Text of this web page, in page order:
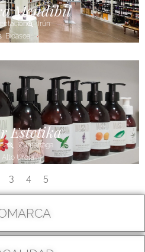
Mendibil
Irún
Bidasoa
Estetika
Zumarraga
Alto Urola
3 4 5